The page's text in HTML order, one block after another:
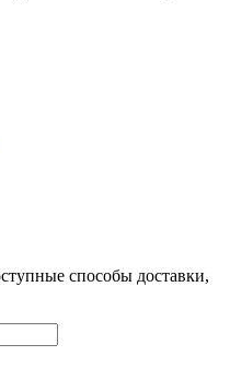
способы доставки,